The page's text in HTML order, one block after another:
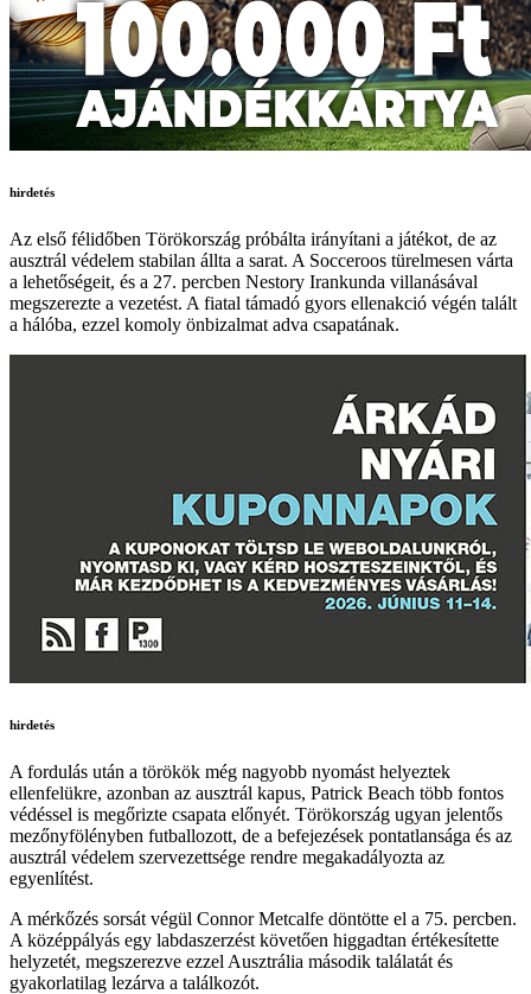
hirdetés
Az első félidőben Törökország próbálta irányítani a játékot, de az
ausztrál védelem stabilan állta a sarat. A Socceroos türelmesen várta
a lehetőségeit, és a 27. percben Nestory Irankunda villanásával
megszerezte a vezetést. A fiatal támadó gyors ellenakció végén talált
a hálóba, ezzel komoly önbizalmat adva csapatának.
hirdetés
A fordulás után a törökök még nagyobb nyomást helyeztek
ellenfelükre, azonban az ausztrál kapus, Patrick Beach több fontos
védéssel is megőrizte csapata előnyét. Törökország ugyan jelentős
mezőnyfölényben futballozott, de a befejezések pontatlansága és az
ausztrál védelem szervezettsége rendre megakadályozta az
egyenlítést.
A mérkőzés sorsát végül Connor Metcalfe döntötte el a 75. percben.
A középpályás egy labdaszerzést követően higgadtan értékesítette
helyzetét, megszerezve ezzel Ausztrália második találatát és
gyakorlatilag lezárva a találkozót.